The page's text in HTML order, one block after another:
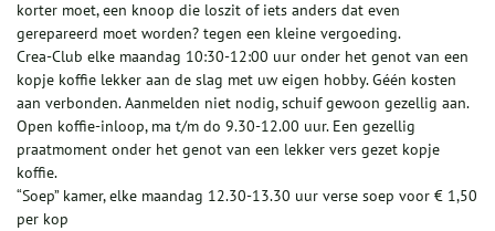
korter moet, een knoop die loszit of iets anders dat even
gerepareerd moet worden? tegen een kleine vergoeding.
Crea-Club elke maandag 10:30-12:00 uur onder het genot van een
kopje koffie lekker aan de slag met uw eigen hobby. Géén kosten
aan verbonden. Aanmelden niet nodig, schuif gewoon gezellig aan.
Open koffie-inloop, ma t/m do 9.30-12.00 uur. Een gezellig
praatmoment onder het genot van een lekker vers gezet kopje
koffie.
“Soep” kamer, elke maandag 12.30-13.30 uur verse soep voor € 1,50
per kop